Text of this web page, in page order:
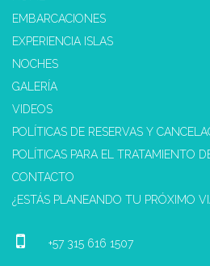
EMBARCACIONES
EXPERIENCIA ISLAS
NOCHES
GALERÍA
VIDEOS
POLÍTICAS DE RESERVAS Y
POLÍTICAS PARA EL TRATAMIENTO
CONTACTO
¿ESTÁS PLANEANDO TU PRÓXIMO
+57 315 616 1507